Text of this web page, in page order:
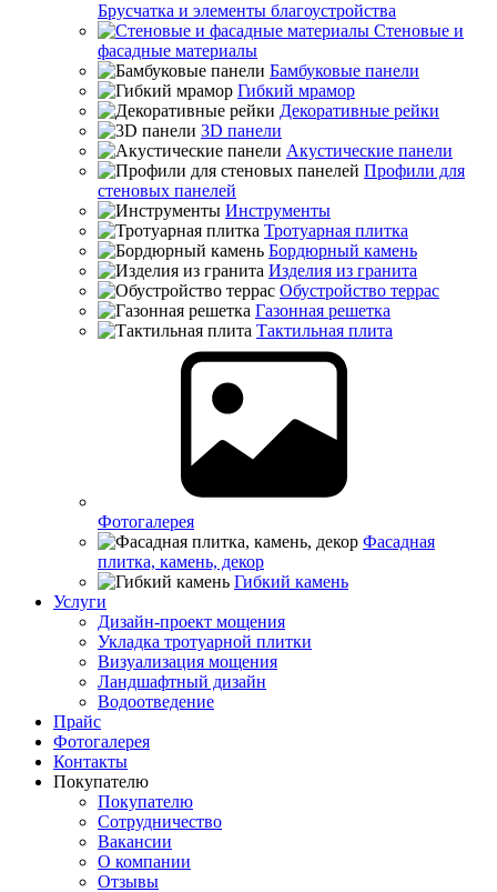
Брусчатка и элементы благоустройства
Стеновые и
фасадные материалы
Бамбуковые панели
Гибкий мрамор
Декоративные рейки
3D панели
Акустические панели
Профили для
стеновых панелей
Инструменты
Тротуарная плитка
Бордюрный камень
Изделия из гранита
Обустройство террас
Газонная решетка
Тактильная плита
Фотогалерея
Фасадная
плитка, камень, декор
Гибкий камень
Услуги
Дизайн-проект мощения
Укладка тротуарной плитки
Визуализация мощения
Ландшафтный дизайн
Водоотведение
Прайс
Фотогалерея
Контакты
Покупателю
Покупателю
Сотрудничество
Вакансии
О компании
Отзывы